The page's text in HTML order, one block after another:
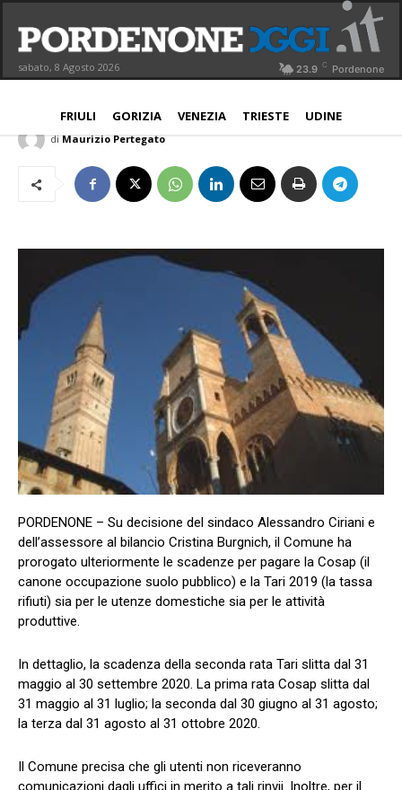
sabato, 8 Agosto 2026 23.9 C Pordenone
FRIULI GORIZIA VENEZIA TRIESTE UDINE
Tari e Cosap, Comune rinvia ancora i
pagamenti
PORDENONE
di Maurizio Pertegato
PORDENONE – Su decisione del sindaco Alessandro Ciriani e
dell’assessore al bilancio Cristina Burgnich, il Comune ha
prorogato ulteriormente le scadenze per pagare la Cosap (il
canone occupazione suolo pubblico) e la Tari 2019 (la tassa
rifiuti) sia per le utenze domestiche sia per le attività
produttive.
In dettaglio, la scadenza della seconda rata Tari slitta dal 31
maggio al 30 settembre 2020. La prima rata Cosap slitta dal
31 maggio al 31 luglio; la seconda dal 30 giugno al 31 agosto;
la terza dal 31 agosto al 31 ottobre 2020.
Il Comune precisa che gli utenti non riceveranno
comunicazioni dagli uffici in merito a tali rinvii. Inoltre, per il